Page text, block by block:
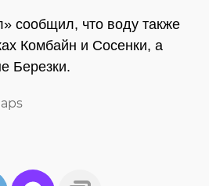
сообщил, что воду также
Комбайн и Сосенки, а
Березки.